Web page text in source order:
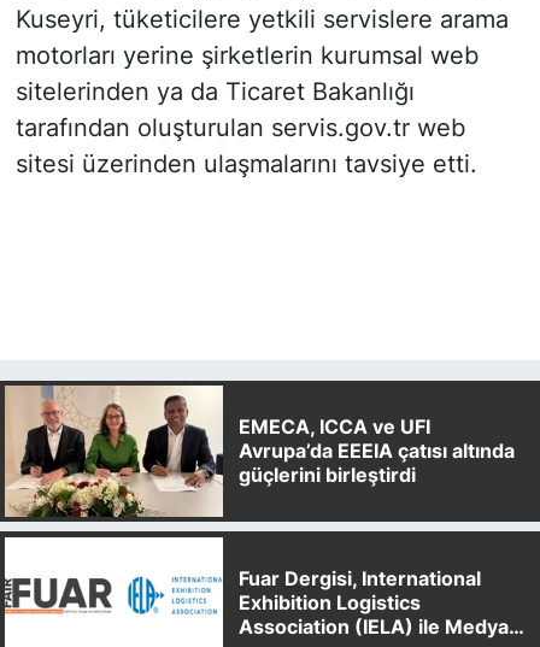
Kuseyri, tüketicilere yetkili servislere arama
motorları yerine şirketlerin kurumsal web
sitelerinden ya da Ticaret Bakanlığı
tarafından oluşturulan servis.gov.tr web
sitesi üzerinden ulaşmalarını tavsiye etti.
EMECA, ICCA ve UFI
Avrupa’da EEEIA çatısı altında
güçlerini birleştirdi
Fuar Dergisi, International
Exhibition Logistics
Association (IELA) ile Medya